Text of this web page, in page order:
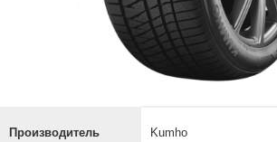
Производитель Kumho